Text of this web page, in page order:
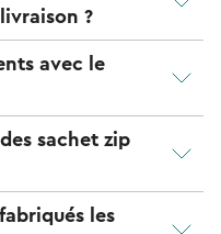
?
avec le
sachet zip
les